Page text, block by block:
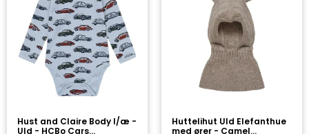
Hust and Claire Body l/æ -
Uld - HCBo Cars...
Huttelihut Uld Elefanthue
med ører - Camel...